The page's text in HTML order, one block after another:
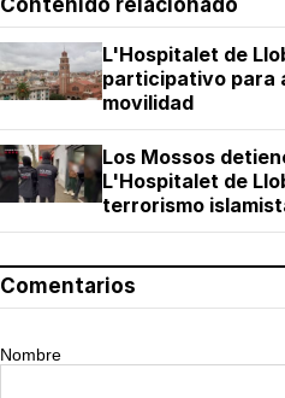
Contenido relacionado
L'Hospitalet de
participativo para
movilidad
Los Mossos
L'Hospitalet de
terrorismo
Comentarios
Nombre